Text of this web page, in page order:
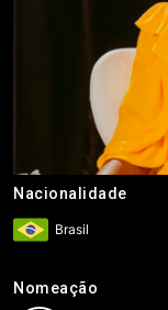
Nacionalidade
Brasil
Nomeação